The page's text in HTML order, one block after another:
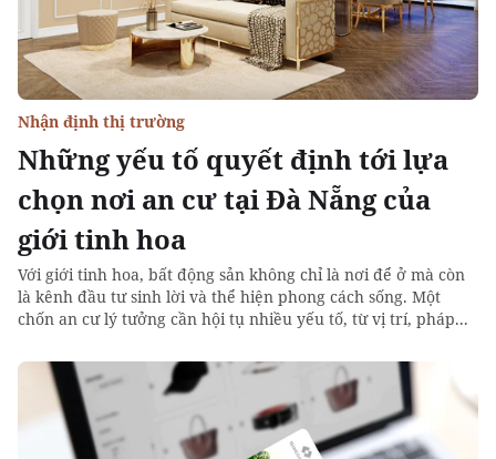
Những yếu tố quyết định tới lựa
chọn nơi an cư tại Đà Nẵng của
giới tinh hoa
Nhận định thị trường
Với giới tinh hoa, bất động sản không chỉ là nơi để ở mà còn
là kênh đầu tư sinh lời và thể hiện phong cách sống. Một
chốn an cư lý tưởng cần hội tụ nhiều yếu tố, từ vị trí, pháp...